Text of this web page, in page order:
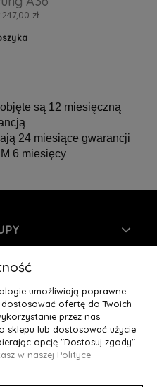
247,00 zł
są 12 miesięczną
24 miesiące gwarancji
6 miesięcy
umożliwiają poprawne
ofertę do Twoich
przez nas
sklepu lub dostosować użycie
opcję "Dostosuj zgody".
w naszej Polityce